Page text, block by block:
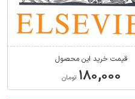
قیمت خرید این محصول
۱۸۰,۰۰۰ تومان